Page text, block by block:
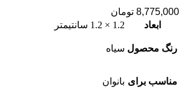
8,775,000 تومان
ابعاد
1.2 × 1.2 سانتیمتر
رنگ محصول سیاه
مناسب برای بانوان